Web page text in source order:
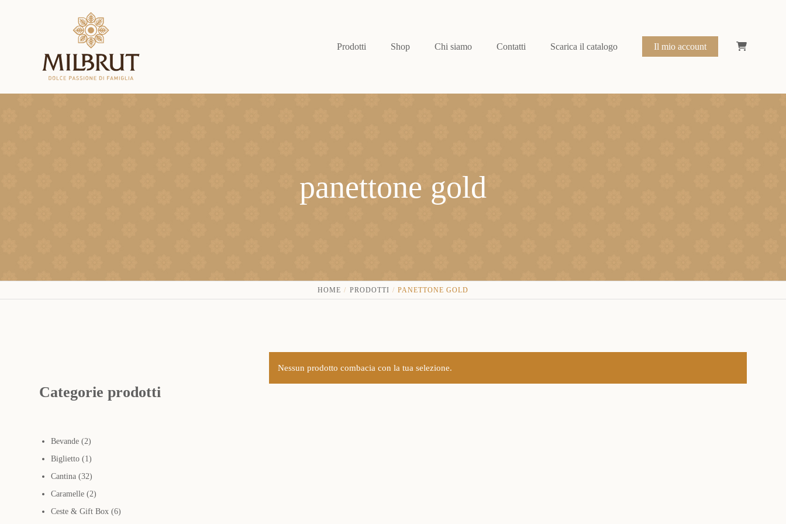
Prodotti Shop Chi siamo Contatti Scarica il catalogo Il mio account
panettone gold
HOME PRODOTTI PANETTONE GOLD
Nessun prodotto combacia con la tua selezione.
Categorie prodotti
Bevande 22
prodotti
Biglietto 11
prodotto
Cantina 3232
prodotti
Caramelle 22
prodotti
Ceste & Gift Box 66